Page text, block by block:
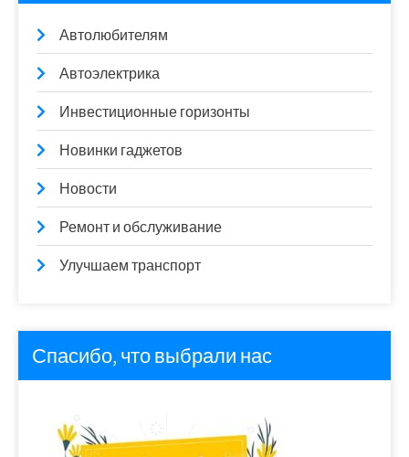
Автолюбителям
Автоэлектрика
Инвестиционные горизонты
Новинки гаджетов
Новости
Ремонт и обслуживание
Улучшаем транспорт
Спасибо, что выбрали нас